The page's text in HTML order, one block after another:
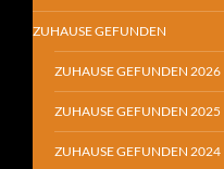
ZUHAUSE GEFUNDEN
ZUHAUSE GEFUNDEN 2026
ZUHAUSE GEFUNDEN 2025
ZUHAUSE GEFUNDEN 2024